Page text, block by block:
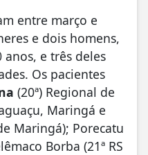
entre março e
e dois homens,
anos, e três deles
Os pacientes
(20ª) Regional de
Maringá e
Maringá); Porecatu
Borba (21ª RS